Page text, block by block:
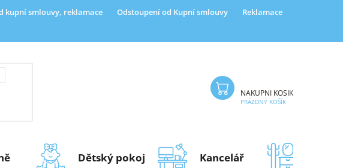
kupní smlouvy, reklamace Odstoupení od Kupní smlouvy Reklamace
NÁKUPNÍ KOŠÍK
PRÁZDNÝ KOŠÍK
Dětský pokoj Kancelář